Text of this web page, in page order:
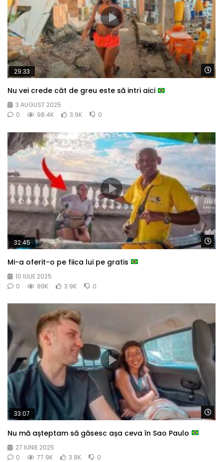
29:33
Nu vei crede cât de greu este să intri aici
3 AUGUST 2025
0
98.4K 3.9K 0
32:45
Mi-a oferit-o pe fiica lui pe gratis
10 IULIE 2025
0
99K 3.9K 0
33:07
Nu mă așteptam să găsesc așa ceva în Sao Paulo
27 IUNIE 2025
0
77.9K 3.8K 0